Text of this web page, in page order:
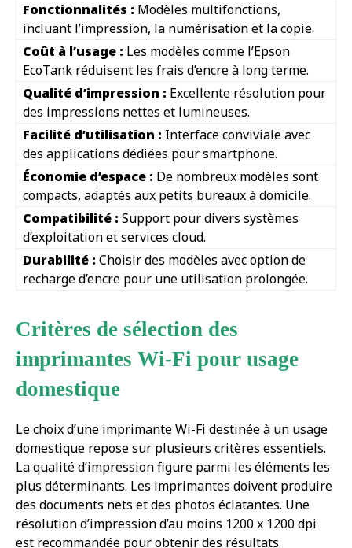
Fonctionnalités : Modèles multifonctions,
incluant l’impression, la numérisation et la copie.
Coût à l’usage : Les modèles comme l’Epson
EcoTank réduisent les frais d’encre à long terme.
Qualité d’impression : Excellente résolution pour
des impressions nettes et lumineuses.
Facilité d’utilisation : Interface conviviale avec
des applications dédiées pour smartphone.
Économie d’espace : De nombreux modèles sont
compacts, adaptés aux petits bureaux à domicile.
Compatibilité : Support pour divers systèmes
d’exploitation et services cloud.
Durabilité : Choisir des modèles avec option de
recharge d’encre pour une utilisation prolongée.
Critères de sélection des
imprimantes Wi-Fi pour usage
domestique
Le choix d’une imprimante Wi-Fi destinée à un usage
domestique repose sur plusieurs critères essentiels.
La qualité d’impression figure parmi les éléments les
plus déterminants. Les imprimantes doivent produire
des documents nets et des photos éclatantes. Une
résolution d’impression d’au moins 1200 x 1200 dpi
est recommandée pour obtenir des résultats